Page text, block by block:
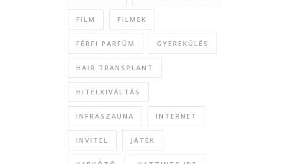
FILM FILMEK
FÉRFI PARFÜM GYEREKÜLÉS
HAIR TRANSPLANT
HITELKIVÁLTÁS
INFRASZAUNA INTERNET
INVITEL JÁTÉK